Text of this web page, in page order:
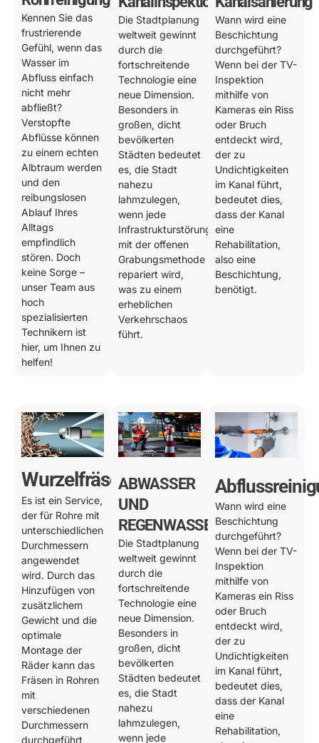
Kennen Sie das
frustrierende
Gefühl, wenn das
Wasser im
Abfluss einfach
nicht mehr
abfließt?
Verstopfte
Abflüsse können
zu einem echten
Albtraum werden
und den
reibungslosen
Ablauf Ihres
Alltags
empfindlich
stören. Doch
keine Sorge –
unser Team aus
hoch
spezialisierten
Technikern ist
hier, um Ihnen zu
helfen!
Die Stadtplanung
weltweit gewinnt
durch die
fortschreitende
Technologie eine
neue Dimension.
Besonders in
großen, dicht
bevölkerten
Städten bedeutet
es, die Stadt
nahezu
lahmzulegen,
wenn jede
Infrastrukturstörung
mit der offenen
Grabungsmethode
repariert wird,
was zu einem
erheblichen
Verkehrschaos
führt.
Wann wird eine
Beschichtung
durchgeführt?
Wenn bei der TV-
Inspektion
mithilfe von
Kameras ein Riss
oder Bruch
entdeckt wird,
der zu
Undichtigkeiten
im Kanal führt,
bedeutet dies,
dass der Kanal
eine
Rehabilitation,
also eine
Beschichtung,
benötigt.
Wurzelfräsen
Es ist ein Service,
der für Rohre mit
unterschiedlichen
Durchmessern
angewendet
wird. Durch das
Hinzufügen von
zusätzlichem
Gewicht und die
optimale
Montage der
Räder kann das
Fräsen in Rohren
mit
verschiedenen
Durchmessern
durchgeführt
ABWASSER
UND
REGENWASSER
Die Stadtplanung
weltweit gewinnt
durch die
fortschreitende
Technologie eine
neue Dimension.
Besonders in
großen, dicht
bevölkerten
Städten bedeutet
es, die Stadt
nahezu
lahmzulegen,
wenn jede
Wann wird eine
Beschichtung
durchgeführt?
Wenn bei der TV-
Inspektion
mithilfe von
Kameras ein Riss
oder Bruch
entdeckt wird,
der zu
Undichtigkeiten
im Kanal führt,
bedeutet dies,
dass der Kanal
eine
Rehabilitation,